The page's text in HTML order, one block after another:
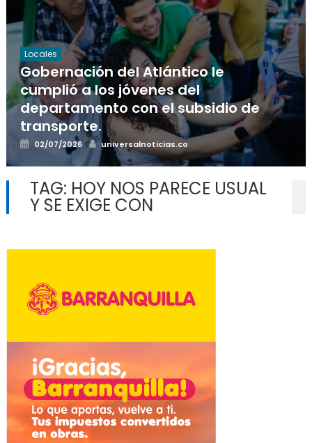
Locales
Gobernación del Atlántico le
cumplió a los jóvenes del
departamento con el subsidio de
transporte.
Posted
02/07/2026 Author
universalnoticias.co
TAG: HOY NOS PARECE USUAL
Y SE EXIGE CON